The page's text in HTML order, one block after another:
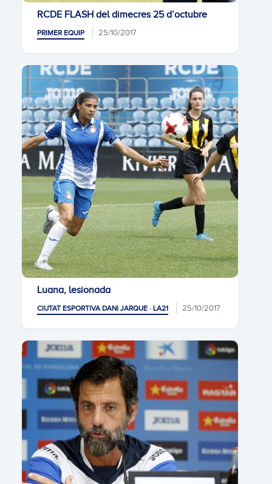
RCDE FLASH del dimecres 25 d’octubre
PRIMER EQUIP 25/10/2017
Luana, lesionada
CIUTAT ESPORTIVA DANI JARQUE · LA21 25/10/2017